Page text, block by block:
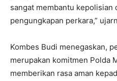
sangat membantu kepolisian
pengungkapan perkara,”
Kombes Budi menegaskan,
merupakan komitmen Polda
memberikan rasa aman